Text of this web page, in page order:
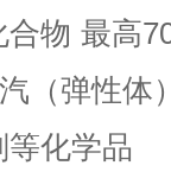
合物 最高
（弹性体
化学品